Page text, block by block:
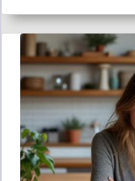
boîte :
6
domaines
en
croissance